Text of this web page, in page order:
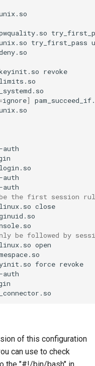
try_first_pass
revoke
ignore]
auth
auth
be the first session
close
be followed by
open
force revoke
auth
of this configuration
can use to check